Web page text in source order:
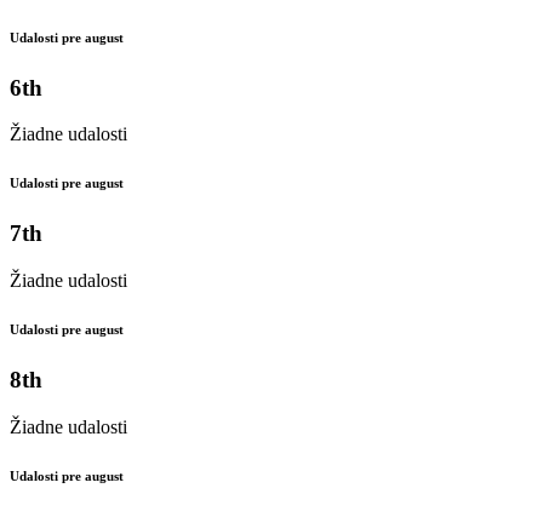
Udalosti pre august
6th
Žiadne udalosti
Udalosti pre august
7th
Žiadne udalosti
Udalosti pre august
8th
Žiadne udalosti
Udalosti pre august